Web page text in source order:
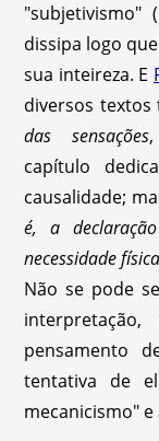
"subjetivismo"
dissipa logo
sua inteireza. E
diversos textos
das sensações,
capítulo
causalidade;
é, a
necessidade
Não se pode
pensamento
tentativa de
mecanicismo"